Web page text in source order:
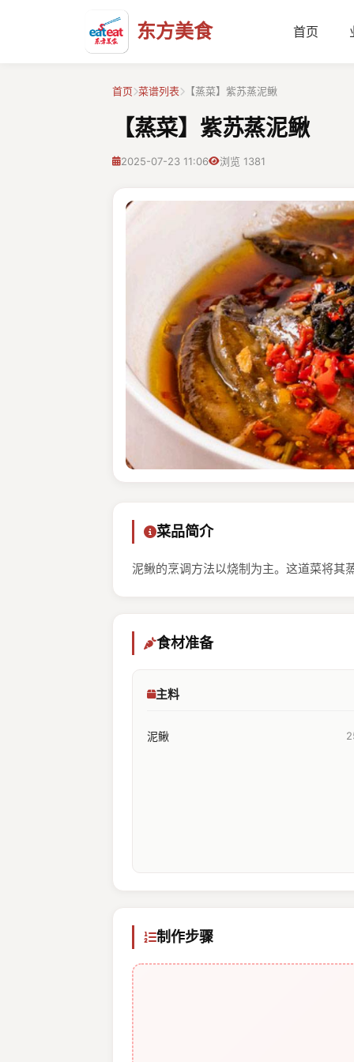
东方美食 首页
首页 菜谱列表 【蒸菜】紫苏蒸泥鳅
【蒸菜】紫苏蒸泥鳅
2025-07-23 11:06 浏览 1381
菜品简介
泥鳅的烹调方法以烧制为主。这道菜将其
食材准备
主料
泥鳅
制作步骤